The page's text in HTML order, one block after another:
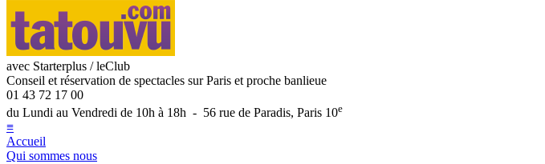
avec Starterplus / leClub
Conseil et réservation de spectacles sur Paris et proche banlieue
01 43 72 17 00
du Lundi au Vendredi de 10h à 18h - 56 rue de Paradis, Paris 10e
≡
Accueil
Qui sommes nous